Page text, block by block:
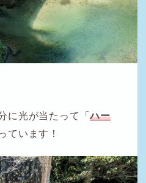
に光が当たって「ハー
ています！